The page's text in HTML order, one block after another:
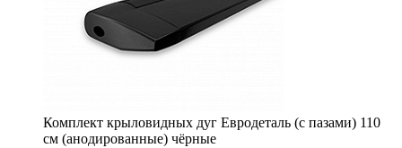
Комплект крыловидных дуг Евродеталь (с пазами) 110
см (анодированные) чёрные